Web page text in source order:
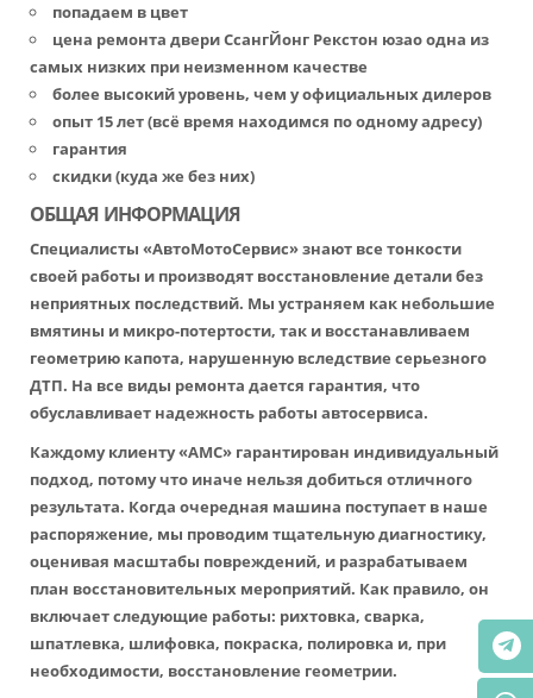
попадаем в цвет
цена ремонта двери СсангЙонг Рекстон юзао одна из
самых низких при неизменном качестве
более высокий уровень, чем у официальных дилеров
опыт 15 лет (всё время находимся по одному адресу)
гарантия
скидки (куда же без них)
ОБЩАЯ ИНФОРМАЦИЯ
Специалисты «АвтоМотоСервис» знают все тонкости
своей работы и производят восстановление детали без
неприятных последствий. Мы устраняем как небольшие
вмятины и микро-потертости, так и восстанавливаем
геометрию капота, нарушенную вследствие серьезного
ДТП. На все виды ремонта дается гарантия, что
обуславливает надежность работы автосервиса.
Каждому клиенту «АМС» гарантирован индивидуальный
подход, потому что иначе нельзя добиться отличного
результата. Когда очередная машина поступает в наше
распоряжение, мы проводим тщательную диагностику,
оценивая масштабы повреждений, и разрабатываем
план восстановительных мероприятий. Как правило, он
включает следующие работы: рихтовка, сварка,
шпатлевка, шлифовка, покраска, полировка и, при
необходимости, восстановление геометрии.